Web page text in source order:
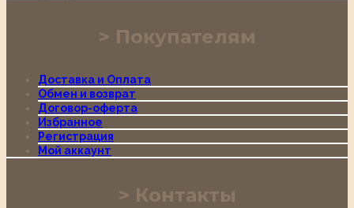
Покупателям
Доставка и Оплата
Обмен и возврат
Договор-оферта
Избранное
Регистрация
Мой аккаунт
Контакты